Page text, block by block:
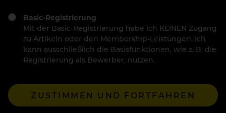
Basic-Registrierung
Mit der Basic-Registrierung habe ich KEINEN Zugang
zu Artikeln oder den Membership-Leistungen. Ich
kann ausschließlich die Basisfunktionen, wie z. B. die
Registrierung als Bewerber, nutzen.
ZUSTIMMEN UND FORTFAHREN